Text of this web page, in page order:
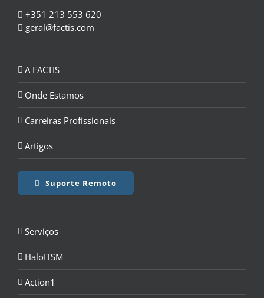
+351 213 553 620
geral@factis.com
A FACTIS
Onde Estamos
Carreiras Profissionais
Artigos
Suporte Remoto
Serviços
HaloITSM
Action1